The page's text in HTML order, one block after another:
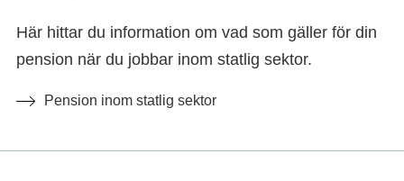
Här hittar du information om vad som gäller för din
pension när du jobbar inom statlig sektor.
Pension inom statlig sektor